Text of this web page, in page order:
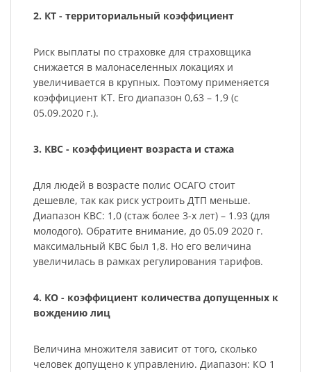
2. КТ - территориальный коэффициент
Риск выплаты по страховке для страховщика
снижается в малонаселенных локациях и
увеличивается в крупных. Поэтому применяется
коэффициент КТ. Его диапазон 0,63 – 1,9 (с
05.09.2020 г.).
3. КВС - коэффициент возраста и стажа
Для людей в возрасте полис ОСАГО стоит
дешевле, так как риск устроить ДТП меньше.
Диапазон КВС: 1,0 (стаж более 3-х лет) – 1.93 (для
молодого). Обратите внимание, до 05.09 2020 г.
максимальный КВС был 1,8. Но его величина
увеличилась в рамках регулирования тарифов.
4. КО - коэффициент количества допущенных к
вождению лиц
Величина множителя зависит от того, сколько
человек допущено к управлению. Диапазон: КО 1